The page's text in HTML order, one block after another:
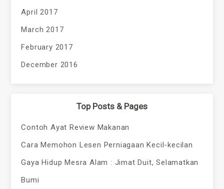
April 2017
March 2017
February 2017
December 2016
Top Posts & Pages
Contoh Ayat Review Makanan
Cara Memohon Lesen Perniagaan Kecil-kecilan
Gaya Hidup Mesra Alam : Jimat Duit, Selamatkan
Bumi